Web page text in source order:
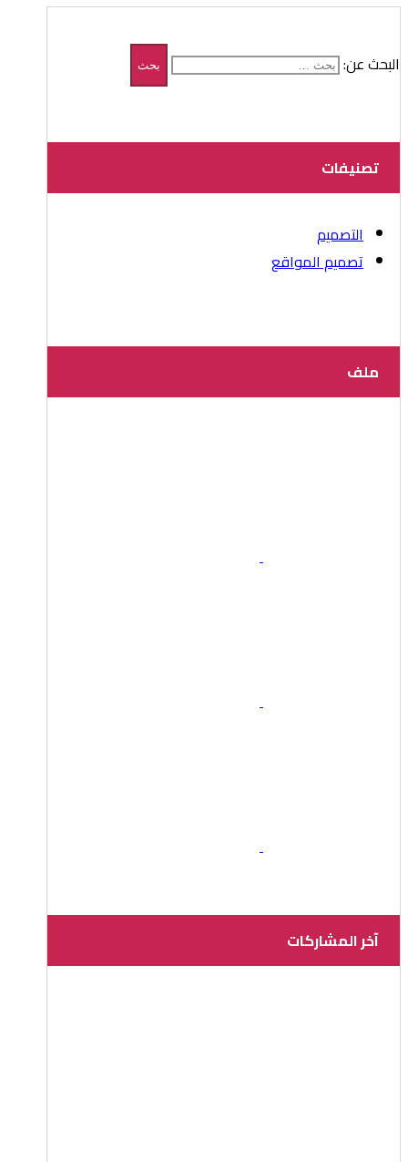
البحث عن:
تصنيفات
التصميم
تصميم المواقع
ملف
آخر المشاركات